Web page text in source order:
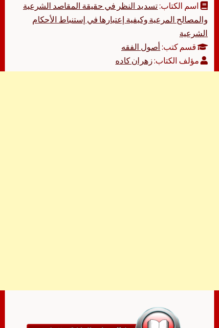
اسم الكتاب:تسديد النظر في حقيقة المقاصد الشرعية
والمصالح المرعية وكيفية إعتبارها في إستنباط الأحكام
الشرعية
قسم كتب:أصول الفقه
مؤلف الكتاب:زهران كاده